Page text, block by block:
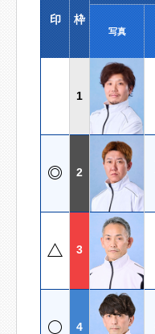
印 枠
写真
1
2
3
4